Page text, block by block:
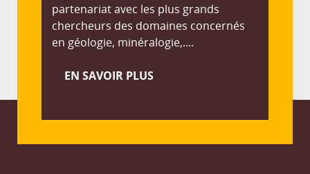
partenariat avec les plus grands
chercheurs des domaines concernés
en géologie, minéralogie,....
EN SAVOIR PLUS